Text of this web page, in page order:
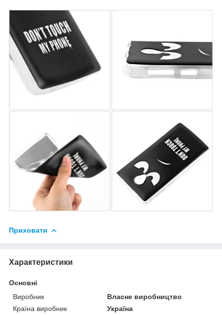
Приховати
Характеристики
Основні
Виробник
Власне виробництво
Країна виробник
Україна